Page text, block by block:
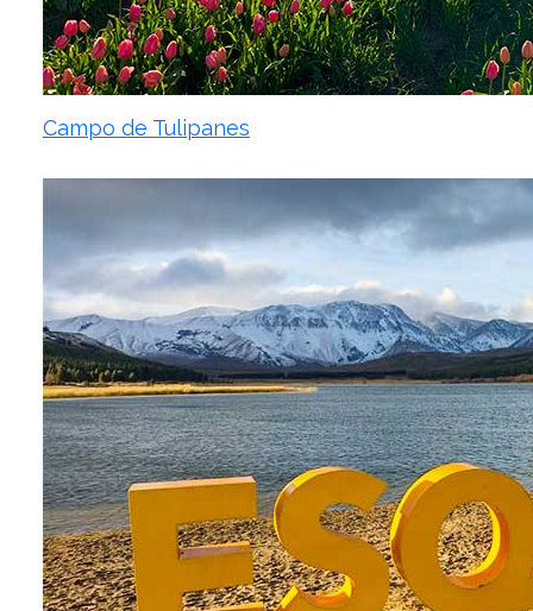
Campo de Tulipanes